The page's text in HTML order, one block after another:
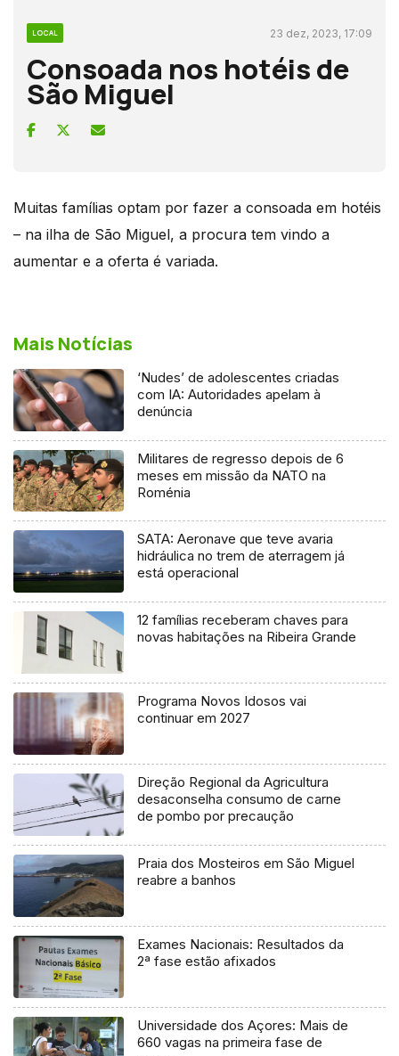
LOCAL 23 dez, 2023, 17:09
Consoada nos hotéis de
São Miguel
Muitas famílias optam por fazer a consoada em hotéis
– na ilha de São Miguel, a procura tem vindo a
aumentar e a oferta é variada.
Mais Notícias
‘Nudes’ de adolescentes criadas
com IA: Autoridades apelam à
denúncia
Militares de regresso depois de 6
meses em missão da NATO na
Roménia
SATA: Aeronave que teve avaria
hidráulica no trem de aterragem já
está operacional
12 famílias receberam chaves para
novas habitações na Ribeira Grande
Programa Novos Idosos vai
continuar em 2027
Direção Regional da Agricultura
desaconselha consumo de carne
de pombo por precaução
Praia dos Mosteiros em São Miguel
reabre a banhos
Exames Nacionais: Resultados da
2ª fase estão afixados
Universidade dos Açores: Mais de
660 vagas na primeira fase de